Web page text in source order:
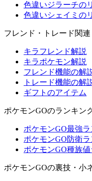
色違いジラーチの
色違いシェイミの
フレンド・トレード関連
キラフレンド解説
キラポケモン解説
フレンド機能の解
トレード機能の解
ギフトのアイテム
ポケモンGOのランキン
ポケモンGO最強
ポケモンGO防衛
ポケモンGO種族
ポケモンGOの裏技・小